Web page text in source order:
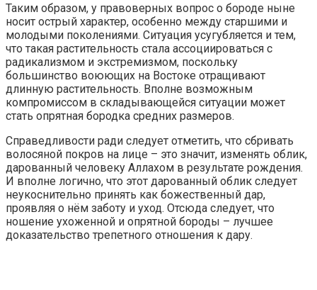
Таким образом, у правоверных вопрос о бороде ныне
носит острый характер, особенно между старшими и
молодыми поколениями. Ситуация усугубляется и тем,
что такая растительность стала ассоциироваться с
радикализмом и экстремизмом, поскольку
большинство воюющих на Востоке отращивают
длинную растительность. Вполне возможным
компромиссом в складывающейся ситуации может
стать опрятная бородка средних размеров.
Справедливости ради следует отметить, что сбривать
волосяной покров на лице – это значит, изменять облик,
дарованный человеку Аллахом в результате рождения.
И вполне логично, что этот дарованный облик следует
неукоснительно принять как божественный дар,
проявляя о нём заботу и уход. Отсюда следует, что
ношение ухоженной и опрятной бороды – лучшее
доказательство трепетного отношения к дару.